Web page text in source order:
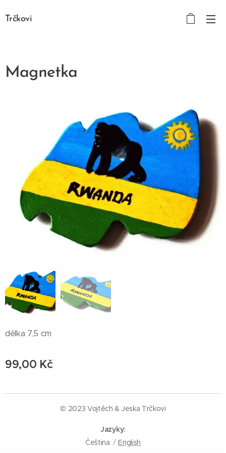
Trčkovi
Magnetka
délka 7,5 cm
99,00 Kč
© 2023 Vojtěch & Jeska Trčkovi
Jazyky
Čeština
English